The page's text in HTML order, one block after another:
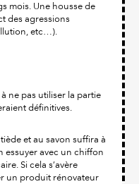
mois. Une housse de
des agressions
etc…).
ne pas utiliser la partie
définitives.
et au savon suffira à
essuyer avec un chiffon
Si cela s’avère
un produit rénovateur